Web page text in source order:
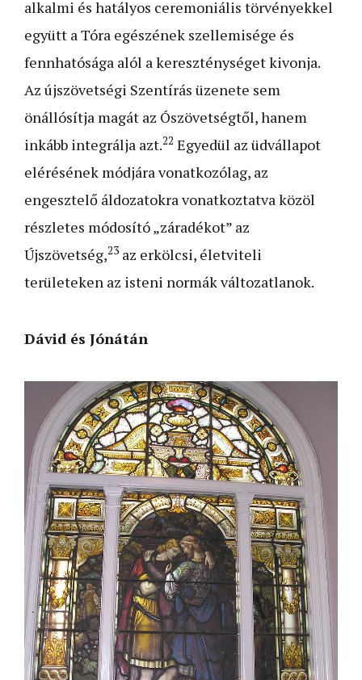
alkalmi és hatályos ceremoniális törvényekkel
együtt a Tóra egészének szellemisége és
fennhatósága alól a kereszténységet kivonja.
Az újszövetségi Szentírás üzenete sem
önállósítja magát az Ószövetségtől, hanem
inkább integrálja azt.22 Egyedül az üdvállapot
elérésének módjára vonatkozólag, az
engesztelő áldozatokra vonatkoztatva közöl
részletes módosító „záradékot” az
Újszövetség,23az erkölcsi, életviteli
területeken az isteni normák változatlanok.
Dávid és Jónátán